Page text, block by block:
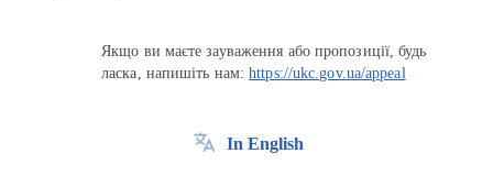
Якщо ви маєте зауваження або пропозиції, будь
ласка, напишіть нам:https://ukc.gov.ua/appeal
In English